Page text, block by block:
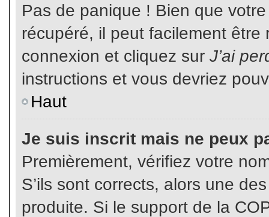
Pas de panique ! Bien que
récupéré, il peut facilement
connexion et cliquez sur J’ai
instructions et vous devriez
Haut
Je suis inscrit mais ne peux
Premièrement, vérifiez votre
S’ils sont corrects, alors une
produite. Si le support de la